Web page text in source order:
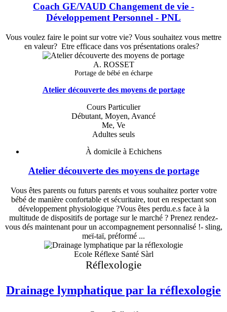
Coach GE/VAUD Changement de vie -
Développement Personnel - PNL
Vous voulez faire le point sur votre vie? Vous souhaitez vous mettre
en valeur? Etre efficace dans vos présentations orales?
A. ROSSET
Portage de bébé en écharpe
Atelier découverte des moyens de portage
Cours Particulier
Débutant, Moyen, Avancé
Me, Ve
Adultes seuls
À domicile à Echichens
Atelier découverte des moyens de portage
Vous êtes parents ou futurs parents et vous souhaitez porter votre
bébé de manière confortable et sécuritaire, tout en respectant son
développement physiologique ?Vous êtes perdu.e.s face à la
multitude de dispositifs de portage sur le marché ? Prenez rendez-
vous dés maintenant pour un accompagnement personnalisé !- sling,
meï-taï, préformé ...
Ecole Réflexe Santé Sàrl
Réflexologie
Drainage lymphatique par la réflexologie